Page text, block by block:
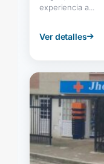
experiencia a...
Ver detalles